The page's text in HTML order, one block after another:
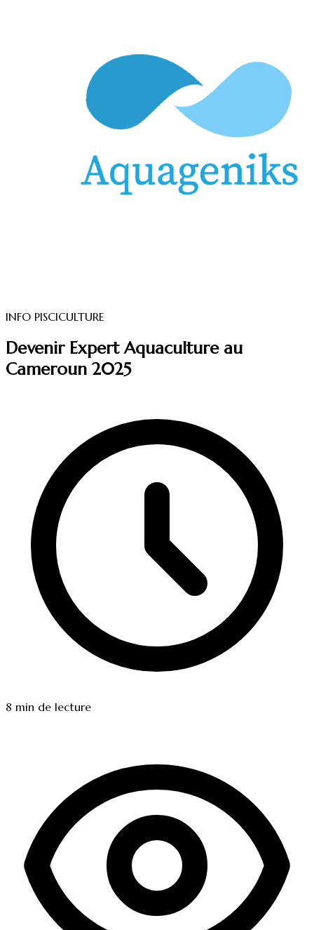
INFO PISCICULTURE
Devenir Expert Aquaculture au
Cameroun 2025
8 min de lecture